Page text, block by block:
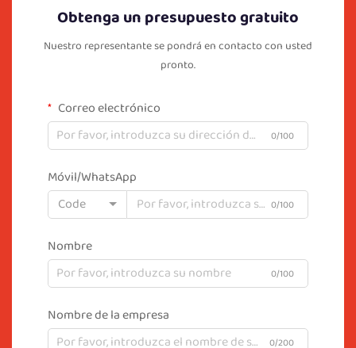
Obtenga un presupuesto gratuito
Nuestro representante se pondrá en contacto con usted
pronto.
Correo electrónico
0/100
Móvil/WhatsApp
Code
0/100
Nombre
0/100
Nombre de la empresa
0/200